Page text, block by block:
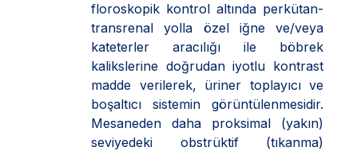
floroskopik kontrol altında perkütan-
transrenal yolla özel iğne ve/veya
kateterler aracılığı ile böbrek
kalikslerine doğrudan iyotlu kontrast
madde verilerek, üriner toplayıcı ve
boşaltıcı sistemin görüntülenmesidir.
Mesaneden daha proksimal (yakın)
seviyedeki obstrüktif (tıkanma)